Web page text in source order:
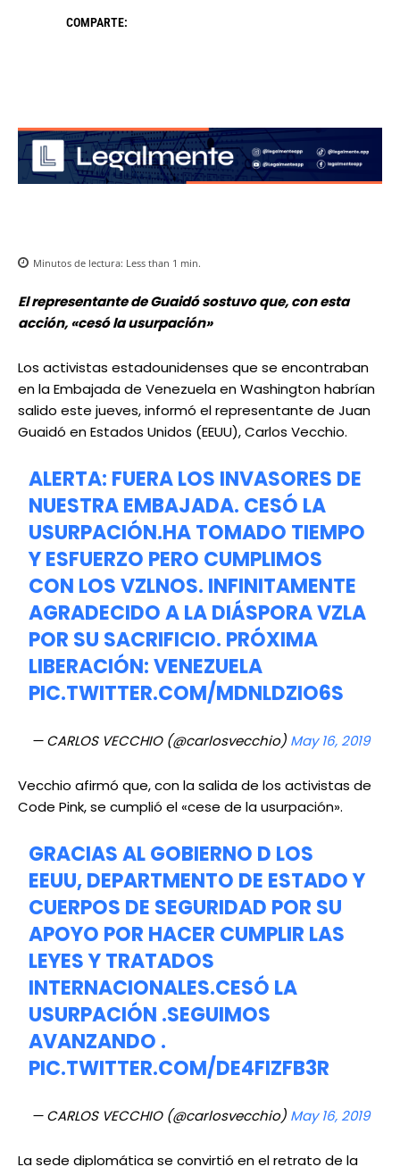
COMPARTE:
Minutos de lectura: Less than 1 min.
El representante de Guaidó sostuvo que, con esta
acción, «cesó la usurpación»
Los activistas estadounidenses que se encontraban
en la Embajada de Venezuela en Washington habrían
salido este jueves, informó el representante de Juan
Guaidó en Estados Unidos (EEUU), Carlos Vecchio.
ALERTA: FUERA LOS INVASORES DE
NUESTRA EMBAJADA. CESÓ LA
USURPACIÓN.HA TOMADO TIEMPO
Y ESFUERZO PERO CUMPLIMOS
CON LOS VZLNOS. INFINITAMENTE
AGRADECIDO A LA DIÁSPORA VZLA
POR SU SACRIFICIO. PRÓXIMA
LIBERACIÓN: VENEZUELA
PIC.TWITTER.COM/MDNLDZIO6S
— CARLOS VECCHIO (@carlosvecchio) May 16, 2019
Vecchio afirmó que, con la salida de los activistas de
Code Pink, se cumplió el «cese de la usurpación».
GRACIAS AL GOBIERNO D LOS
EEUU, DEPARTMENTO DE ESTADO Y
CUERPOS DE SEGURIDAD POR SU
APOYO POR HACER CUMPLIR LAS
LEYES Y TRATADOS
INTERNACIONALES.CESÓ LA
USURPACIÓN .SEGUIMOS
AVANZANDO .
PIC.TWITTER.COM/DE4FIZFB3R
— CARLOS VECCHIO (@carlosvecchio) May 16, 2019
La sede diplomática se convirtió en el retrato de la